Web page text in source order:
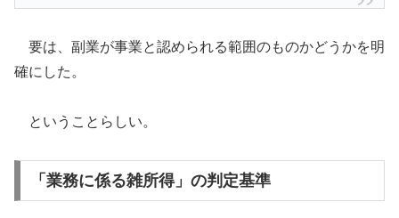
要は、副業が事業と認められる範囲のものかどうかを明
確にした。
ということらしい。
「業務に係る雑所得」の判定基準